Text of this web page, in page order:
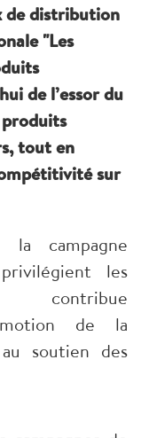
de distribution
"Les
de l’essor du
tout en
sur
la campagne
les
contribue
de la
soutien des